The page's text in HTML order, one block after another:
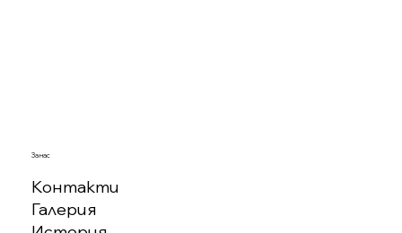
За нас
Контакти
Галерия